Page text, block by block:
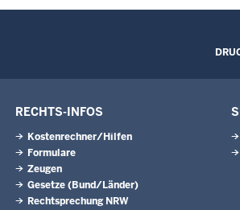
RECHTS-INFOS
Kostenrechner/Hilfen
Formulare
Zeugen
Gesetze (Bund/Länder)
Rechtsprechung NRW